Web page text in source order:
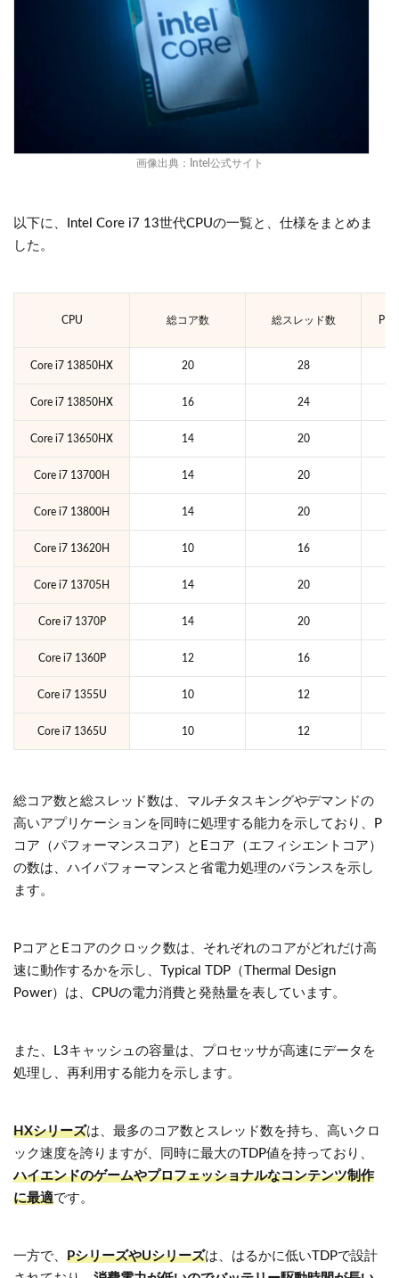
画像出典： Intel公式サイト
以下に、Intel Core i7 13世代CPUの一覧と、仕様をまとめま
した。
CPU 総コア数 総スレッド数 P
Core i7 13850HX 20 28
Core i7 13850HX 16 24
Core i7 13650HX 14 20
Core i7 13700H 14 20
Core i7 13800H 14 20
Core i7 13620H 10 16
Core i7 13705H 14 20
Core i7 1370P 14 20
Core i7 1360P 12 16
Core i7 1355U 10 12
Core i7 1365U 10 12
総コア数と総スレッド数は、マルチタスキングやデマンドの
高いアプリケーションを同時に処理する能力を示しており、P
コア（パフォーマンスコア）とEコア（エフィシエントコア）
の数は、ハイパフォーマンスと省電力処理のバランスを示し
ます。
PコアとEコアのクロック数は、それぞれのコアがどれだけ高
速に動作するかを示し、Typical TDP（Thermal Design
Power）は、CPUの電力消費と発熱量を表しています。
また、L3キャッシュの容量は、プロセッサが高速にデータを
処理し、再利用する能力を示します。
HXシリーズは、最多のコア数とスレッド数を持ち、高いクロ
ック速度を誇りますが、同時に最大のTDP値を持っており、
ハイエンドのゲームやプロフェッショナルなコンテンツ制作
に最適です。
一方で、 PシリーズやUシリーズは、はるかに低いTDPで設計